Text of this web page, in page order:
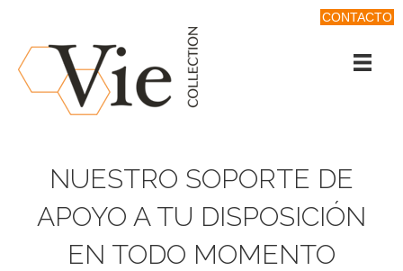
CONTACTO
NUESTRO SOPORTE DE
APOYO A TU DISPOSICIÓN
EN TODO MOMENTO